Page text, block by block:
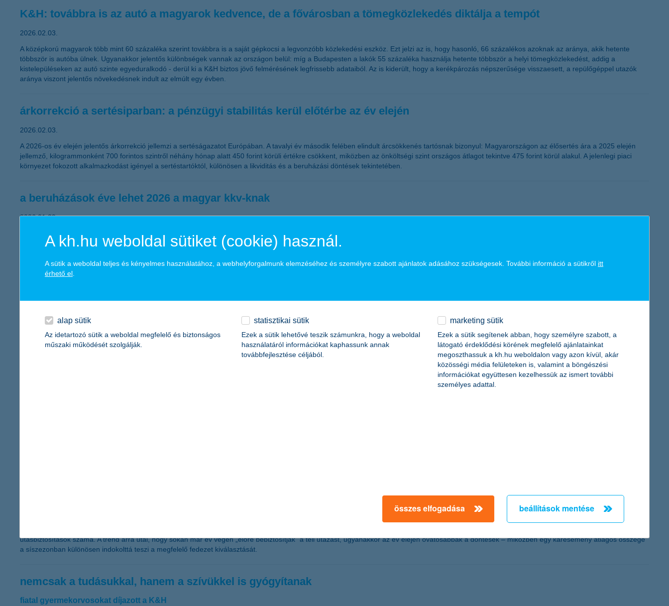
K&H: továbbra is az autó a magyarok kedvence, de a fővárosban a tömegközlekedés diktálja a tempót
2026.02.03.
A középkorú magyarok több mint 60 százaléka szerint továbbra is a saját gépkocsi a legvonzóbb közlekedési eszköz. Ezt jelzi az is, hogy hasonló, 66 százalékos azoknak az aránya, akik hetente
többször is autóba ülnek. Ugyanakkor jelentős különbségek vannak az országon belül: míg a Budapesten a lakók 55 százaléka használja hetente többször a helyi tömegközlekedést, addig a
kistelepüléseken az autó szinte egyeduralkodó - derül ki a K&H biztos jövő felmérésének legfrissebb adataiból. Az is kiderült, hogy a kerékpározás népszerűsége visszaesett, a repülőgéppel utazók
aránya viszont jelentős növekedésnek indult az elmúlt egy évben.
árkorrekció a sertésiparban: a pénzügyi stabilitás kerül előtérbe az év elején
2026.02.03.
A 2026-os év elején jelentős árkorrekció jellemzi a sertéságazatot Európában. A tavalyi év második felében elindult árcsökkenés tartósnak bizonyul: Magyarországon az élősertés ára a 2025 elején
jellemző, kilogrammonként 700 forintos szintről néhány hónap alatt 450 forint körüli értékre csökkent, miközben az önköltségi szint országos átlagot tekintve 475 forint körül alakul. A jelenlegi piaci
környezet fokozott alkalmazkodást igényel a sertéstartóktól, különösen a likviditás és a beruházási döntések tekintetében.
a beruházások éve lehet 2026 a magyar kkv-knak
2026.01.29.
A magyar kis- és középvállalkozások számára az idei évben a beruházások kerülhetnek fókuszba, ugyanis a cégvezetők kétharmada tervezi vállalkozása korszerűsítését: legutóbb 2022 utolsó
negyedévében volt ilyen magas a fejlesztési szándék. A legtöbben gépesítésre és informatikai fejlesztésekre szeretnék fordítani a beruházási forrásaikat – derül ki a K&H kkv bizalmi index legfrissebb,
2026.01.29.
Januárban a bankok egységes díjkimutatást küldenek az ügyfeleknek. Bár a neve elsőre hivatalosnak és bonyolultnak hangzik, valójában egy közérthető összefoglaló arról, mennyibe kerültek az
elmúlt évben a bankszámlához kapcsolódó szolgáltatások. A szülőknek ez jó alkalom lehet arra, hogy a gyerekekkel együtt átbeszéljék: miért fizetünk a banknak, melyik szolgáltatás mire jó.
A síszezon minden évben látványosan megmozgatja az utasbiztosítási piacot: az ünnepek előtti hetekben megugranak a kötések, januárban–februárban pedig a téli sportok és a rövidebb külföldi
utasbiztosítások száma. A trend arra utal, hogy sokan már év végén „előre bebiztosítják” a téli utazást, ugyanakkor az év elején óvatosabbak a döntések – miközben egy káresemény átlagos összege
a síszezonban különösen indokolttá teszi a megfelelő fedezet kiválasztását.
nemcsak a tudásukkal, hanem a szívükkel is gyógyítanak
fiatal gyermekorvosokat díjazott a K&H
A kh.hu weboldal sütiket (cookie) használ.
A sütik a weboldal teljes és kényelmes használatához, a webhelyforgalmunk elemzéséhez és személyre szabott ajánlatok adásához szükségesek. További információ a sütikről itt
érhető el
alap sütik
Az idetartozó sütik a weboldal megfelelő és biztonságos
műszaki működését szolgálják.
statisztikai sütik
Ezek a sütik lehetővé teszik számunkra, hogy a weboldal
használatáról információkat kaphassunk annak
továbbfejlesztése céljából.
marketing sütik
Ezek a sütik segítenek abban, hogy személyre szabott, a
látogató érdeklődési körének megfelelő ajánlatainkat
megoszthassuk a kh.hu weboldalon vagy azon kívül, akár
közösségi média felületeken is, valamint a böngészési
információkat együttesen kezelhessük az ismert további
személyes adattal.
összes elfogadása beállítások mentése